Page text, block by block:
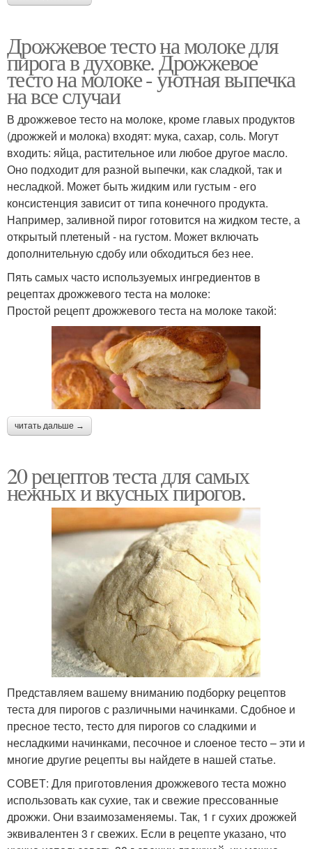
Дрожжевое тесто на молоке для
пирога в духовке. Дрожжевое
тесто на молоке - уютная выпечка
на все случаи
В дрожжевое тесто на молоке, кроме главых продуктов
(дрожжей и молока) входят: мука, сахар, соль. Могут
входить: яйца, растительное или любое другое масло.
Оно подходит для разной выпечки, как сладкой, так и
несладкой. Может быть жидким или густым - его
консистенция зависит от типа конечного продукта.
Например, заливной пирог готовится на жидком тесте, а
открытый плетеный - на густом. Может включать
дополнительную сдобу или обходиться без нее.
Пять самых часто используемых ингредиентов в
рецептах дрожжевого теста на молоке:
Простой рецепт дрожжевого теста на молоке такой:
читать дальше →
20 рецептов теста для самых
нежных и вкусных пирогов.
Представляем вашему вниманию подборку рецептов
теста для пирогов с различными начинками. Сдобное и
пресное тесто, тесто для пирогов со сладкими и
несладкими начинками, песочное и слоеное тесто – эти и
многие другие рецепты вы найдете в нашей статье.
СОВЕТ: Для приготовления дрожжевого теста можно
использовать как сухие, так и свежие прессованные
дрожжи. Они взаимозаменяемы. Так, 1 г сухих дрожжей
эквивалентен 3 г свежих. Если в рецепте указано, что